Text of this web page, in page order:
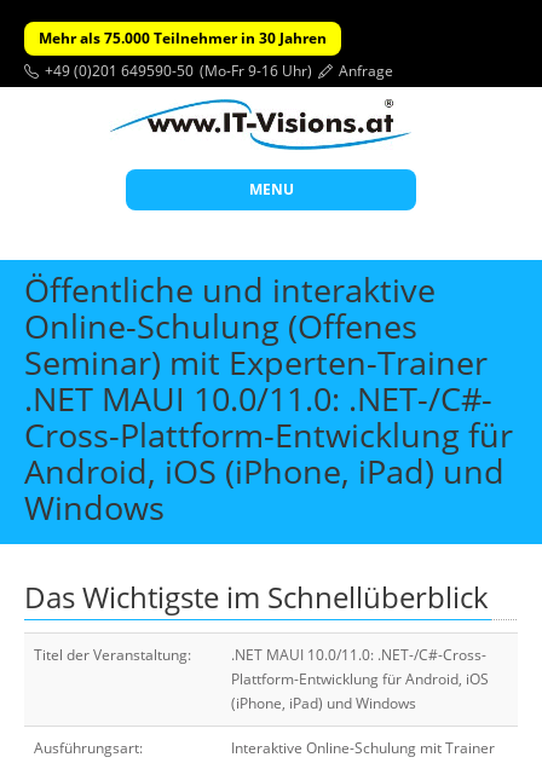
Mehr als 75.000 Teilnehmer in 30 Jahren
+49 (0)201 649590-50 (Mo-Fr 9-16 Uhr) Anfrage
MENU
Start
Themen
Beratung
Individuelle Schulungen
Offene Seminare
Wissen
Über uns
Öffentliche und interaktive
Online-Schulung (Offenes
Seminar) mit Experten-Trainer
.NET MAUI 10.0/11.0: .NET-/C#-
Cross-Plattform-Entwicklung für
Android, iOS (iPhone, iPad) und
Windows
Das Wichtigste im Schnellüberblick
Titel der Veranstaltung:
.NET MAUI 10.0/11.0: .NET-/C#-Cross-
Plattform-Entwicklung für Android, iOS
(iPhone, iPad) und Windows
Ausführungsart: Interaktive Online-Schulung mit Trainer